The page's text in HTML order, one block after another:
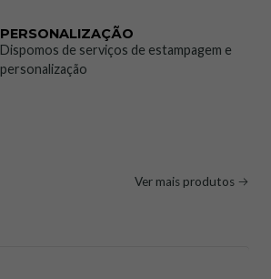
PERSONALIZAÇÃO
Dispomos de serviços de estampagem e
personalização
Ver mais produtos